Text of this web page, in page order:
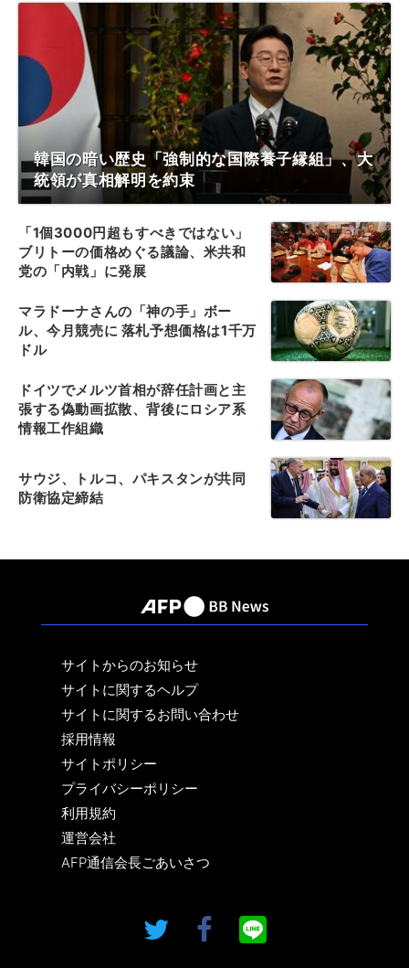
韓国の暗い歴史「強制的な国際養子縁組」、大
統領が真相解明を約束
「1個3000円超もすべきではない」
ブリトーの価格めぐる議論、米共和
党の「内戦」に発展
マラドーナさんの「神の手」ボー
ル、今月競売に 落札予想価格は1千万
ドル
ドイツでメルツ首相が辞任計画と主
張する偽動画拡散、背後にロシア系
情報工作組織
サウジ、トルコ、パキスタンが共同
防衛協定締結
サイトからのお知らせ
サイトに関するヘルプ
サイトに関するお問い合わせ
採用情報
サイトポリシー
プライバシーポリシー
利用規約
運営会社
AFP通信会長ごあいさつ